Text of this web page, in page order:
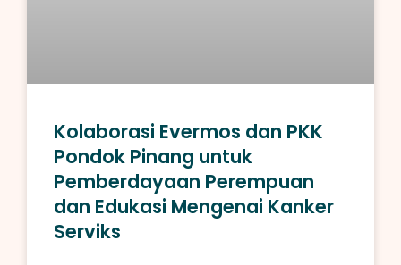
Kolaborasi Evermos dan PKK
Pondok Pinang untuk
Pemberdayaan Perempuan
dan Edukasi Mengenai Kanker
Serviks